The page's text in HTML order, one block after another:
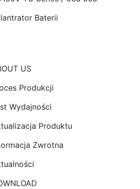
Baterii
US
Produkcji
Wydajności
Produktu
Zwrotna